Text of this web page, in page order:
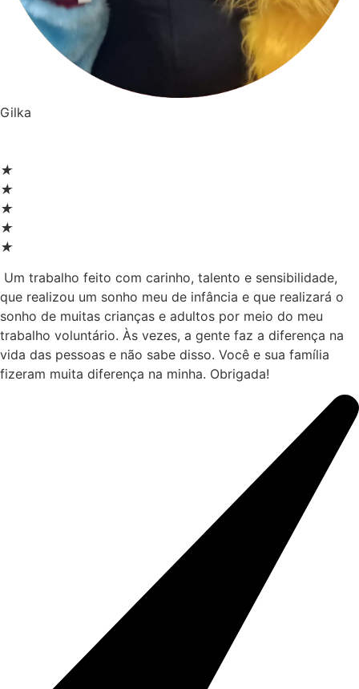
Gilka
★
★
★
★
★
Um trabalho feito com carinho, talento e sensibilidade,
que realizou um sonho meu de infância e que realizará o
sonho de muitas crianças e adultos por meio do meu
trabalho voluntário. Às vezes, a gente faz a diferença na
vida das pessoas e não sabe disso. Você e sua família
fizeram muita diferença na minha. Obrigada!